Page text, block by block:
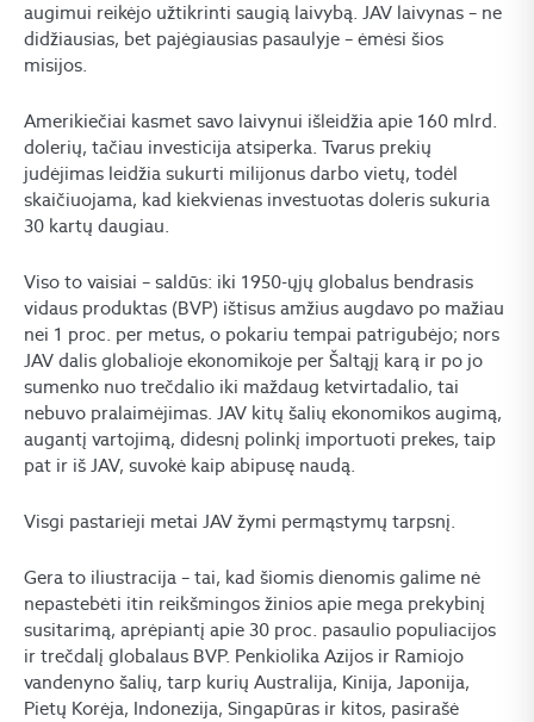
augimui reikėjo užtikrinti saugią laivybą. JAV laivynas – ne
didžiausias, bet pajėgiausias pasaulyje – ėmėsi šios
misijos.
Amerikiečiai kasmet savo laivynui išleidžia apie 160 mlrd.
dolerių, tačiau investicija atsiperka. Tvarus prekių
judėjimas leidžia sukurti milijonus darbo vietų, todėl
skaičiuojama, kad kiekvienas investuotas doleris sukuria
30 kartų daugiau.
Viso to vaisiai – saldūs: iki 1950-ųjų globalus bendrasis
vidaus produktas (BVP) ištisus amžius augdavo po mažiau
nei 1 proc. per metus, o pokariu tempai patrigubėjo; nors
JAV dalis globalioje ekonomikoje per Šaltąjį karą ir po jo
sumenko nuo trečdalio iki maždaug ketvirtadalio, tai
nebuvo pralaimėjimas. JAV kitų šalių ekonomikos augimą,
augantį vartojimą, didesnį polinkį importuoti prekes, taip
pat ir iš JAV, suvokė kaip abipusę naudą.
Visgi pastarieji metai JAV žymi permąstymų tarpsnį.
Gera to iliustracija – tai, kad šiomis dienomis galime nė
nepastebėti itin reikšmingos žinios apie mega prekybinį
susitarimą, aprėpiantį apie 30 proc. pasaulio populiacijos
ir trečdalį globalaus BVP. Penkiolika Azijos ir Ramiojo
vandenyno šalių, tarp kurių Australija, Kinija, Japonija,
Pietų Korėja, Indonezija, Singapūras ir kitos, pasirašė